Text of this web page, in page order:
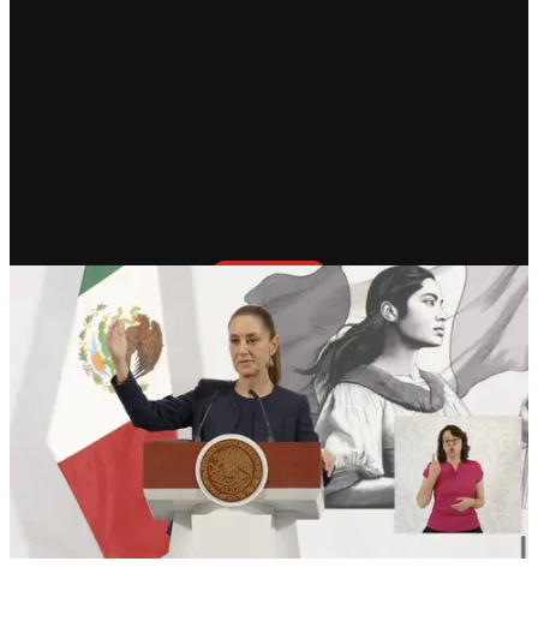
RECIENTE
Maestros al centro: Sheinbaum
anuncia aumento salarial y
más vacaciones para el
magisterio nacional